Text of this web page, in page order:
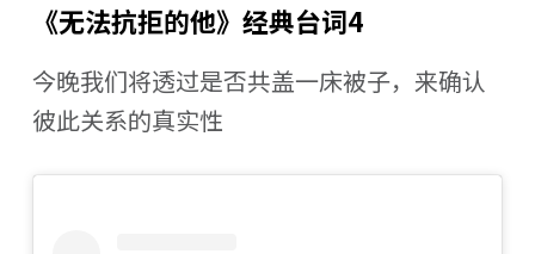
《无法抗拒的他》经典台词4
今晚我们将透过是否共盖一床被子，来确认
彼此关系的真实性